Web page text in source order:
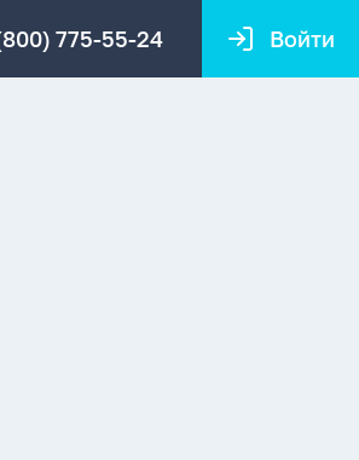
775-55-24 Войти